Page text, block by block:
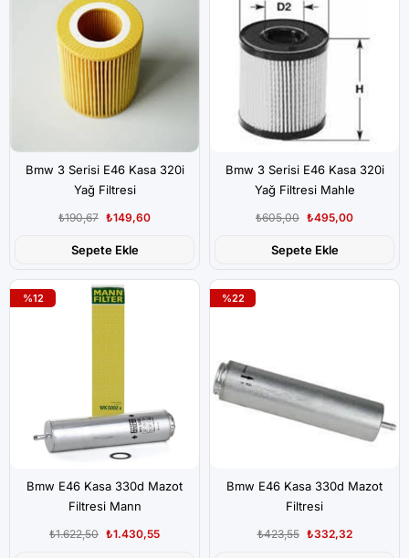
Bmw 3 Serisi E46 Kasa 320i
Yağ Filtresi
₺149,60
₺190,67
Sepete Ekle
Bmw 3 Serisi E46 Kasa 320i
Yağ Filtresi Mahle
₺495,00
₺605,00
Sepete Ekle
Bmw E46 Kasa 330d Mazot
Filtresi Mann
₺1.430,55
₺1.622,50
%12
Bmw E46 Kasa 330d Mazot
Filtresi
₺332,32
₺423,55
%22